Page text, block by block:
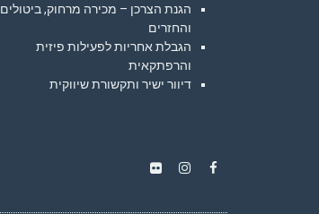
הגנת הצרכן – מכירה מרחוק, ביטולים
והחזרים
הגבלת אחריות לפעילות פיזית
והרפתקאית
דיוור ישיר ותקשורת שיווקית